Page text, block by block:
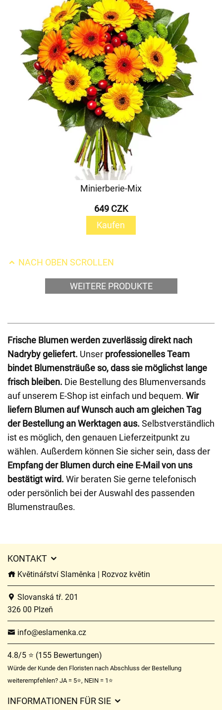
Minierberie-Mix
649 CZK
Kaufen
NACH OBEN SCROLLEN
WEITERE PRODUKTE
Frische Blumen werden zuverlässig direkt nach
Nadryby geliefert. Unser professionelles Team
bindet Blumensträuße so, dass sie möglichst lange
frisch bleiben. Die Bestellung des Blumenversands
auf unserem E-Shop ist einfach und bequem. Wir
liefern Blumen auf Wunsch auch am gleichen Tag
der Bestellung an Werktagen aus. Selbstverständlich
ist es möglich, den genauen Lieferzeitpunkt zu
wählen. Außerdem können Sie sicher sein, dass der
Empfang der Blumen durch eine E-Mail von uns
bestätigt wird. Wir beraten Sie gerne telefonisch
oder persönlich bei der Auswahl des passenden
Blumenstraußes.
KONTAKT
Květinářství Slaměnka | Rozvoz květin
Slovanská tř. 201
326 00 Plzeň
info@eslamenka.cz
4.8/5 ⭐ (155 Bewertungen)
Würde der Kunde den Floristen nach Abschluss der Bestellung
weiterempfehlen? JA = 5⭐, NEIN = 1⭐
INFORMATIONEN FÜR SIE